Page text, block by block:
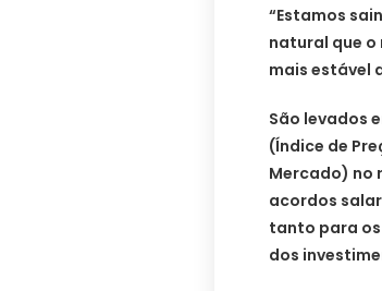
“Estamos
natural que o
mais estável
São levados
(Índice de
Mercado) no
acordos
tanto para
dos